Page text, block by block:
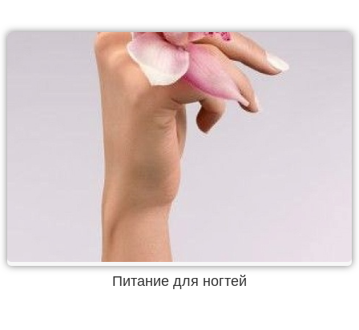
Питание для ногтей